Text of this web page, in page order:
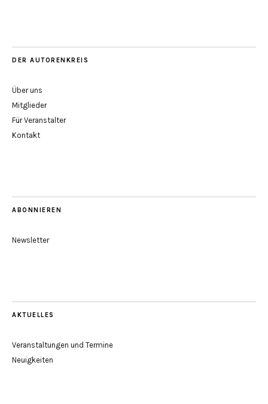
DER AUTORENKREIS
Über uns
Mitglieder
Für Veranstalter
Kontakt
ABONNIEREN
Newsletter
AKTUELLES
Veranstaltungen und Termine
Neuigkeiten